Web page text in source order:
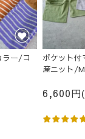
ラー/コ
ポケット
産ニット/
6,600円